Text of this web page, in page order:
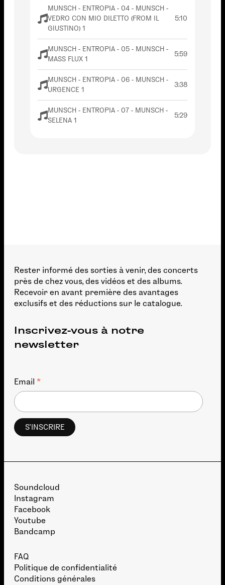
MUNSCH - ENTROPIA - 04 - MUNSCH -
VEDRO CON MIO DILETTO (FROM IL
GIUSTINO) 1
5:10
MUNSCH - ENTROPIA - 05 - MUNSCH -
MASS FLUX 1
5:59
MUNSCH - ENTROPIA - 06 - MUNSCH -
URGENCE 1
3:38
MUNSCH - ENTROPIA - 07 - MUNSCH -
SELENA 1
5:29
Rester informé des sorties à venir, des concerts
près de chez vous, des vidéos et des albums.
Recevoir en avant première des avantages
exclusifs et des réductions sur le catalogue.
Inscrivez-vous à notre
newsletter
Email *
Soundcloud
Instagram
Facebook
Youtube
Bandcamp
FAQ
Politique de confidentialité
Conditions générales